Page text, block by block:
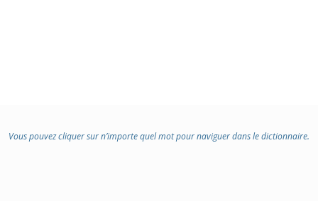
Vous pouvez cliquer sur n’importe quel mot pour naviguer dans le dictionnaire.